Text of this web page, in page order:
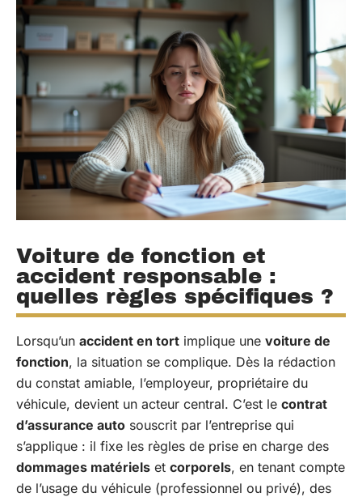
Voiture de fonction et
accident responsable :
quelles règles spécifiques ?
Lorsqu’un accident en tort implique une voiture de
fonction, la situation se complique. Dès la rédaction
du constat amiable, l’employeur, propriétaire du
véhicule, devient un acteur central. C’est le contrat
d’assurance auto souscrit par l’entreprise qui
s’applique : il fixe les règles de prise en charge des
dommages matériels et corporels, en tenant compte
de l’usage du véhicule (professionnel ou privé), des